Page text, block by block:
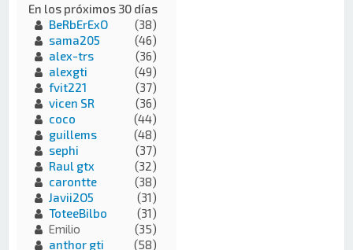
En los próximos 30 días
BeRbErExO
(38)
sama205
(46)
alex-trs
(36)
alexgti
(49)
fvit221
(37)
vicen SR
(36)
coco
(44)
guillems
(48)
sephi
(37)
Raul gtx
(32)
carontte
(38)
Javii2O5
(31)
ToteeBilbo
(31)
Emilio
(35)
anthor gti
(58)